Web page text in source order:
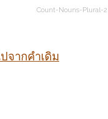
Count-Nouns-Plural-2
จากคำเดิม